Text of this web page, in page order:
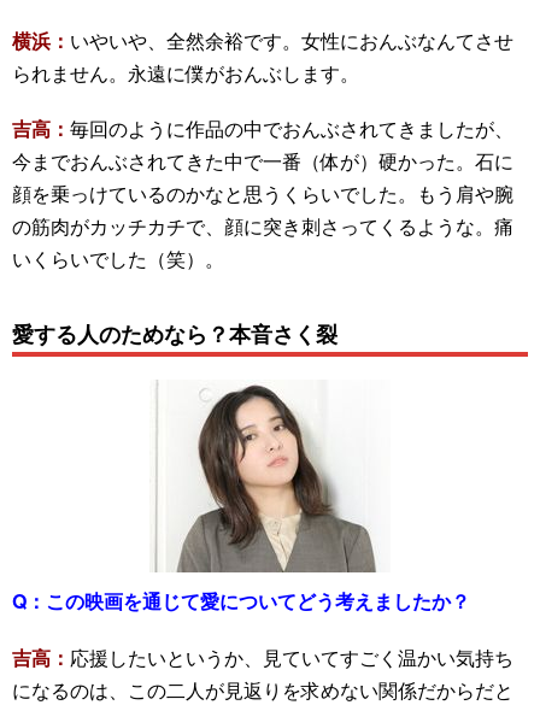
横浜： いやいや、全然余裕です。女性におんぶなんてさせ
られません。永遠に僕がおんぶします。
吉高： 毎回のように作品の中でおんぶされてきましたが、
今までおんぶされてきた中で一番（体が）硬かった。石に
顔を乗っけているのかなと思うくらいでした。もう肩や腕
の筋肉がカッチカチで、顔に突き刺さってくるような。痛
いくらいでした（笑）。
愛する人のためなら？本音さく裂
Q： この映画を通じて愛についてどう考えましたか？
吉高： 応援したいというか、見ていてすごく温かい気持ち
になるのは、この二人が見返りを求めない関係だからだと